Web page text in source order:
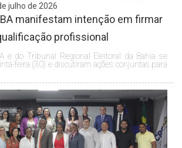
julho de 2026
BA manifestam intenção em firmar
profissional
e do Tribunal Regional Eleitoral da Bahia se
feira (30) e discutiram ações conjuntas para